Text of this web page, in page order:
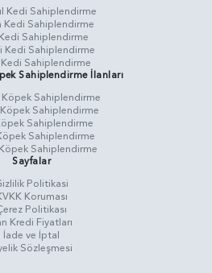
Kedi Sahiplendirme
Kedi Sahiplendirme
Sahiplendirme
Kedi Sahiplendirme
Sahiplendirme
Sahiplendirme İlanları
Sahiplendirme
Sahiplendirme
Sahiplendirme
Sahiplendirme
Sahiplendirme
Sayfalar
Politikasi
Koruması
Politikası
Kredi Fiyatları
İade ve İptal
Sözleşmesi